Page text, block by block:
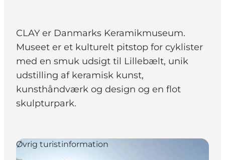
Møde og Konference
CLAY er Danmarks Keramikmuseum.
Museet er et kulturelt pitstop for cyklister
med en smuk udsigt til Lillebælt, unik
udstilling af keramisk kunst,
kunsthåndværk og design og en flot
skulpturpark.
Øvrig turistinformation